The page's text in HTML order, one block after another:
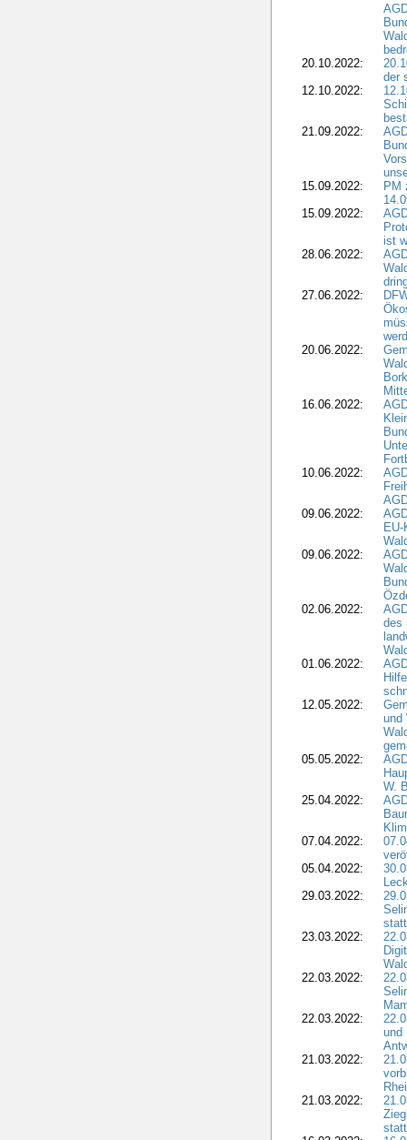
20.10.2022:
der
12.10.2022:
21.09.2022:
15.09.2022:
PM
15.09.2022:
ist
28.06.2022:
27.06.2022:
20.06.2022:
16.06.2022:
10.06.2022:
09.06.2022:
09.06.2022:
02.06.2022:
des
01.06.2022:
12.05.2022:
und
05.05.2022:
W.
25.04.2022:
07.04.2022:
05.04.2022:
29.03.2022:
23.03.2022:
22.03.2022:
22.03.2022:
und
21.03.2022:
21.03.2022: